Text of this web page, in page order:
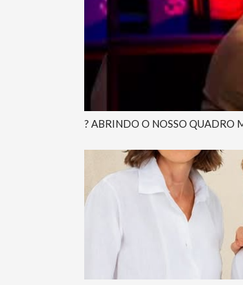
? ABRINDO O NOSSO QUADRO